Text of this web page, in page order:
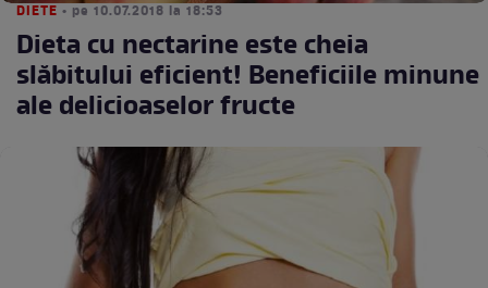
DIETE • pe 10.07.2018 la 18:53
Dieta cu nectarine este cheia
slăbitului eficient! Beneficiile minune
ale delicioaselor fructe